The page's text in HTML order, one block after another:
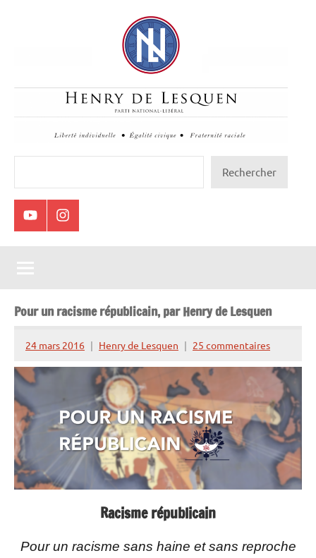
Henry
de
Lesquen
Rechercher
YoutubeInstagram
Pour un racisme républicain, par Henry de Lesquen
24 mars 2016 Henry de Lesquen 25 commentaires
Racisme républicain
Pour un racisme sans haine et sans reproche